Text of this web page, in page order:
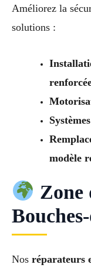
Améliorez la
solutions :
modèle
Zone
Nos réparateurs